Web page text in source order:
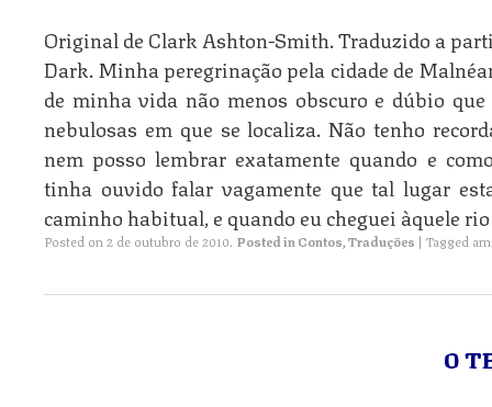
Original de Clark Ashton-Smith. Traduzido a
Dark. Minha peregrinação pela cidade de
de minha vida não menos obscuro e dúbio
nebulosas em que se localiza. Não tenho
nem posso lembrar exatamente quando e
tinha ouvido falar vagamente que tal lugar
caminho habitual, e quando eu cheguei àquele
Posted on2 de outubro de 2010. Posted inContos,Traduções | Tagged
O